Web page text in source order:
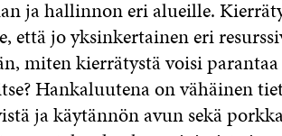
ja hallinnon eri alueille.
että jo yksinkertainen eri
miten kierrätystä voisi
Hankaluutena on vähäinen
ja käytännön avun sekä